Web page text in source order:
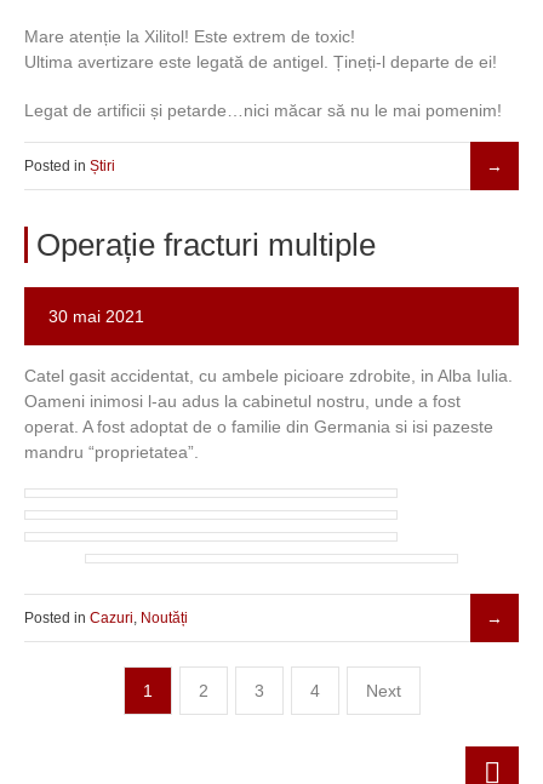
Mare atenție la Xilitol! Este extrem de toxic!
Ultima avertizare este legată de antigel. Țineți-l departe de ei!
Legat de artificii și petarde…nici măcar să nu le mai pomenim!
Posted in Știri
Operație fracturi multiple
30 mai 2021
Catel gasit accidentat, cu ambele picioare zdrobite, in Alba Iulia.
Oameni inimosi l-au adus la cabinetul nostru, unde a fost
operat. A fost adoptat de o familie din Germania si isi pazeste
mandru “proprietatea”.
Posted in Cazuri Noutăți
1 2 3 4 Next